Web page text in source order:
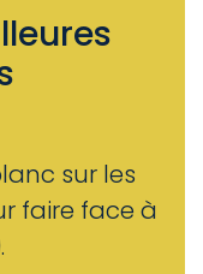
sur les
faire face à